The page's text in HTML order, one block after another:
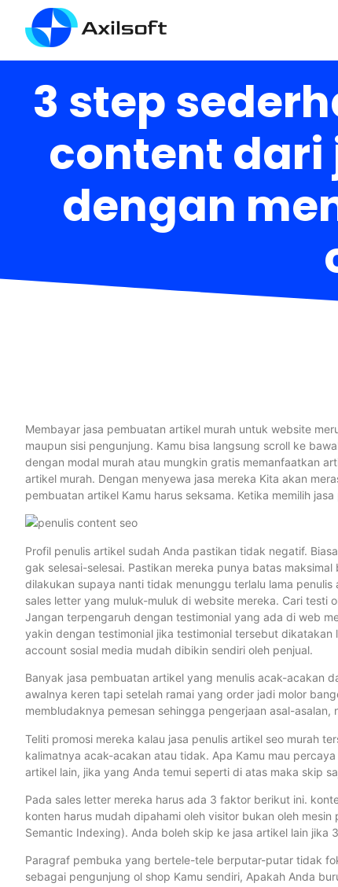
3 step
content dari
dengan
Membayar jasa pembuatan artikel murah untuk website
maupun sisi pengunjung. Kamu bisa langsung scroll ke
dengan modal murah atau mungkin gratis memanfaatkan
artikel murah. Dengan menyewa jasa mereka Kita akan
pembuatan artikel Kamu harus seksama. Ketika memilih
Profil penulis artikel sudah Anda pastikan tidak negatif.
gak selesai-selesai. Pastikan mereka punya batas
dilakukan supaya nanti tidak menunggu terlalu lama
sales letter yang muluk-muluk di website mereka. Cari
Jangan terpengaruh dengan testimonial yang ada di web
yakin dengan testimonial jika testimonial tersebut
account sosial media mudah dibikin sendiri oleh penjual.
Banyak jasa pembuatan artikel yang menulis acak-acakan
awalnya keren tapi setelah ramai yang order jadi molor
membludaknya pemesan sehingga pengerjaan asal-
Teliti promosi mereka kalau jasa penulis artikel seo murah
kalimatnya acak-acakan atau tidak. Apa Kamu mau
artikel lain, jika yang Anda temui seperti di atas maka skip
Pada sales letter mereka harus ada 3 faktor berikut ini.
konten harus mudah dipahami oleh visitor bukan oleh
Semantic Indexing). Anda boleh skip ke jasa artikel lain jika
Paragraf pembuka yang bertele-tele berputar-putar tidak
sebagai pengunjung ol shop Kamu sendiri, Apakah Anda